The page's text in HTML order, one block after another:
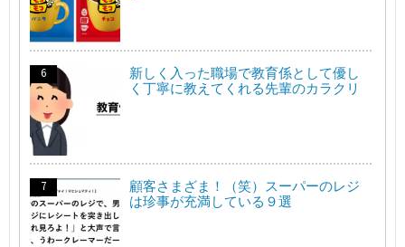
新しく入った職場で教育係として優し
く丁寧に教えてくれる先輩のカラクリ
顧客さまざま！（笑）スーパーのレジ
は珍事が充満している９選